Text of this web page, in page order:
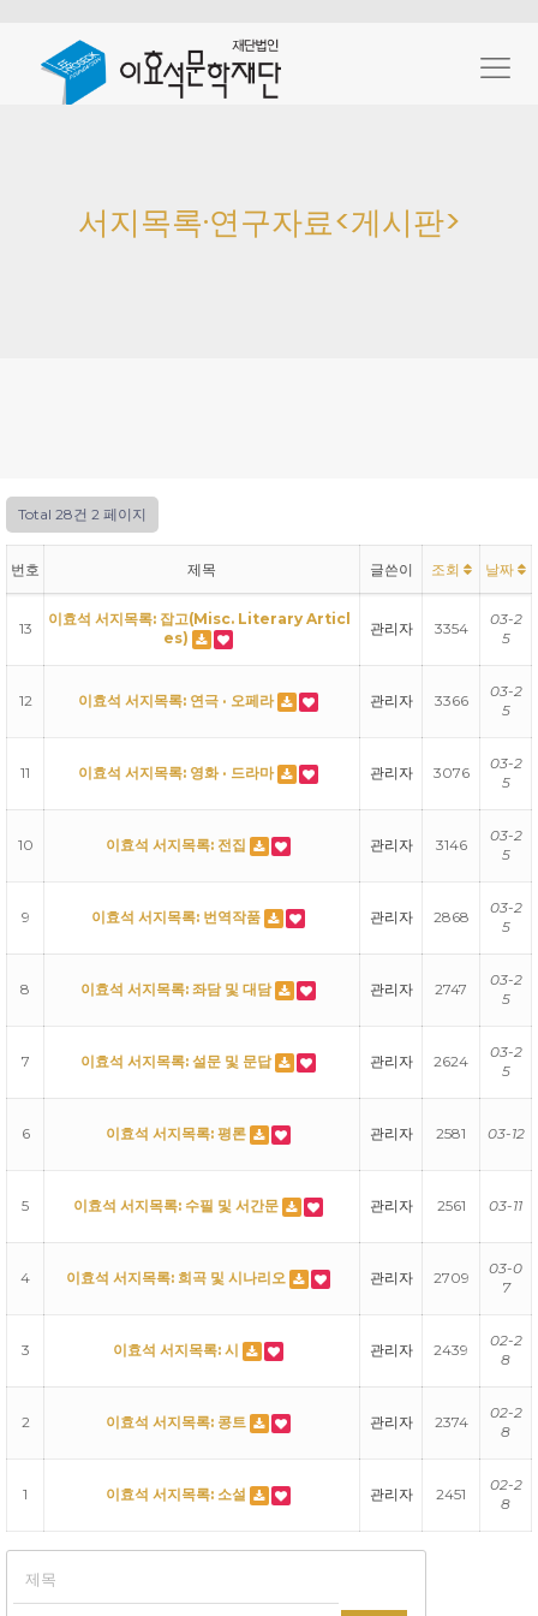
서지목록·연구자료<게시판>
Total 28건 2 페이지
번호 제목 글쓴이 조회 날짜
13
이효석 서지목록: 잡고(Misc. Literary Articl
es)
관리자 3354
03-2
5
12 이효석 서지목록: 연극 · 오페라 관리자 3366
03-2
5
11 이효석 서지목록: 영화 · 드라마 관리자 3076
03-2
5
10 이효석 서지목록: 전집 관리자 3146
03-2
5
9 이효석 서지목록: 번역작품 관리자 2868
03-2
5
8 이효석 서지목록: 좌담 및 대담 관리자 2747
03-2
5
7 이효석 서지목록: 설문 및 문답 관리자 2624
03-2
5
6 이효석 서지목록: 평론 관리자 2581 03-12
5 이효석 서지목록: 수필 및 서간문 관리자 2561 03-11
4 이효석 서지목록: 희곡 및 시나리오 관리자 2709
03-0
7
3 이효석 서지목록: 시 관리자 2439
02-2
8
2 이효석 서지목록: 콩트 관리자 2374
02-2
8
1 이효석 서지목록: 소설 관리자 2451
02-2
8